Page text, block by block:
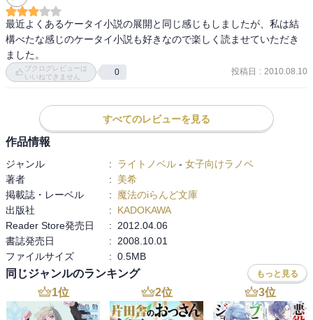
最近よくあるケータイ小説の展開と同じ感じもしましたが、私は結
構べたな感じのケータイ小説も好きなので楽しく読ませていただき
ました。
ブクログレビューは
いいねできません
0 投稿日 : 2010.08.10
すべてのレビューを見る
作品情報
ジャンル : ライトノベル - 女子向けラノベ
著者
:
美希
掲載誌・レーベル
:
魔法のiらんど文庫
出版社
:
KADOKAWA
Reader Store発売日
:
2012.04.06
書誌発売日
:
2008.10.01
ファイルサイズ
: 0.5MB
同じジャンルのランキング もっと見る
1位 2位 3位